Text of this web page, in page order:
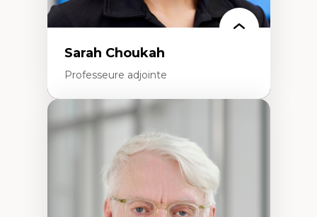
Sarah Choukah
Professeure adjointe
Expertises
Démocratisation des nouvelles
technologies et biotechnologies
Données ouvertes
Bioart, programmation et électronique
créatives
Histoire sociale et culturelle des
technologies numériques